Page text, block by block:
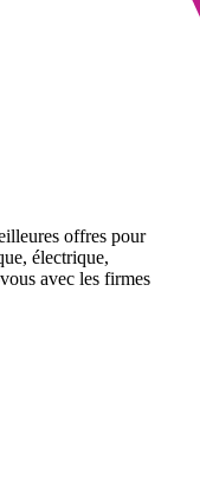
offres pour
électrique,
avec les firmes